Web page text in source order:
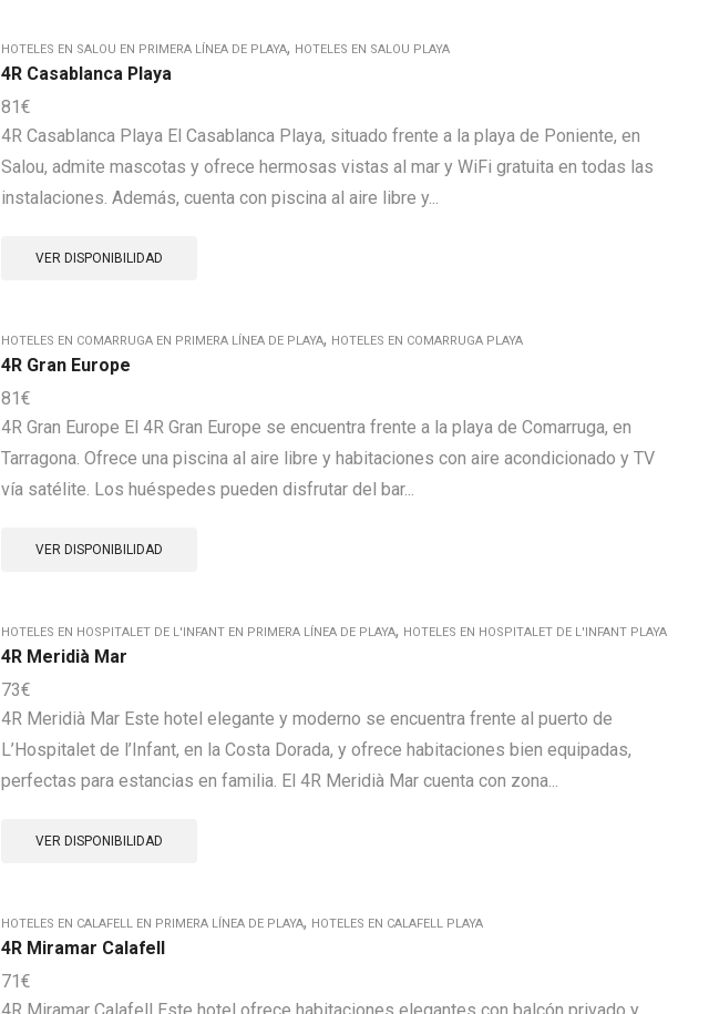
HOTELES EN SALOU EN PRIMERA LÍNEA DE PLAYA, HOTELES EN SALOU PLAYA
4R Casablanca Playa
81 €
4R Casablanca Playa El Casablanca Playa, situado frente a la playa de Poniente, en
Salou, admite mascotas y ofrece hermosas vistas al mar y WiFi gratuita en todas las
instalaciones. Además, cuenta con piscina al aire libre y...
VER DISPONIBILIDAD
HOTELES EN COMARRUGA EN PRIMERA LÍNEA DE PLAYA, HOTELES EN COMARRUGA PLAYA
4R Gran Europe
81 €
4R Gran Europe El 4R Gran Europe se encuentra frente a la playa de Comarruga, en
Tarragona. Ofrece una piscina al aire libre y habitaciones con aire acondicionado y TV
vía satélite. Los huéspedes pueden disfrutar del bar...
VER DISPONIBILIDAD
HOTELES EN HOSPITALET DE L'INFANT EN PRIMERA LÍNEA DE PLAYA, HOTELES EN HOSPITALET DE L'INFANT PLAYA
4R Meridià Mar
73€
4R Meridià Mar Este hotel elegante y moderno se encuentra frente al puerto de
L’Hospitalet de l’Infant, en la Costa Dorada, y ofrece habitaciones bien equipadas,
perfectas para estancias en familia. El 4R Meridià Mar cuenta con zona...
VER DISPONIBILIDAD
HOTELES EN CALAFELL EN PRIMERA LÍNEA DE PLAYA, HOTELES EN CALAFELL PLAYA
4R Miramar Calafell
71 €